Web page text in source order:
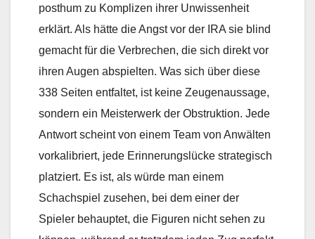
posthum zu Komplizen ihrer Unwissenheit
erklärt. Als hätte die Angst vor der IRA sie blind
gemacht für die Verbrechen, die sich direkt vor
ihren Augen abspielten. Was sich über diese
338 Seiten entfaltet, ist keine Zeugenaussage,
sondern ein Meisterwerk der Obstruktion. Jede
Antwort scheint von einem Team von Anwälten
vorkalibriert, jede Erinnerungslücke strategisch
platziert. Es ist, als würde man einem
Schachspiel zusehen, bei dem einer der
Spieler behauptet, die Figuren nicht sehen zu